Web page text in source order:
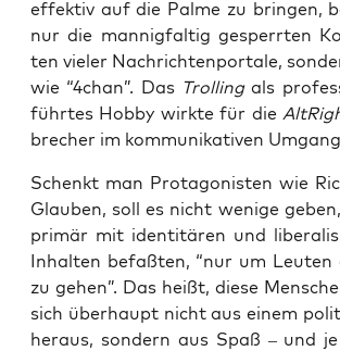
effek­tiv auf die Pal­me zu brin­gen,
nur die man­nig­fal­tig gesperr­ten
ten vie­ler Nach­rich­ten­por­ta­le,
wie “4chan”. Das Trol­lingals
führ­tes Hob­by wirk­te für die
bre­cher im kom­mu­ni­ka­ti­ven
Schenkt man Prot­ago­nis­ten wie
Glau­ben, soll es nicht weni­ge
pri­mär mit iden­ti­tä­ren und
Inhal­ten befaß­ten, “nur um Leu­ten
zu gehen”. Das heißt, die­se
sich über­haupt nicht aus einem
her­aus, son­dern aus Spaß – und